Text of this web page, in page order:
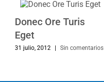
Donec Ore Turis
Eget
31 julio, 2012 | Sin comentarios